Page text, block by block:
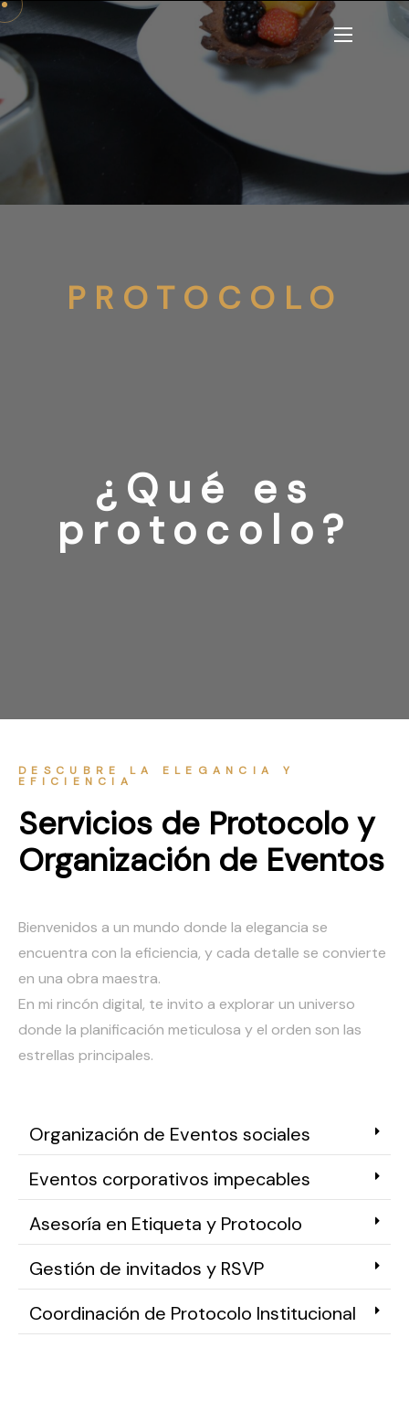
PROTOCOLO
¿Qué es
protocolo?
DESCUBRE LA ELEGANCIA Y
EFICIENCIA
Servicios de Protocolo y
Organización de Eventos
Bienvenidos a un mundo donde la elegancia se
encuentra con la eficiencia, y cada detalle se convierte
en una obra maestra.
En mi rincón digital, te invito a explorar un universo
donde la planificación meticulosa y el orden son las
estrellas principales.
Organización de Eventos sociales
Eventos corporativos impecables
Asesoría en Etiqueta y Protocolo
Gestión de invitados y RSVP
Coordinación de Protocolo Institucional